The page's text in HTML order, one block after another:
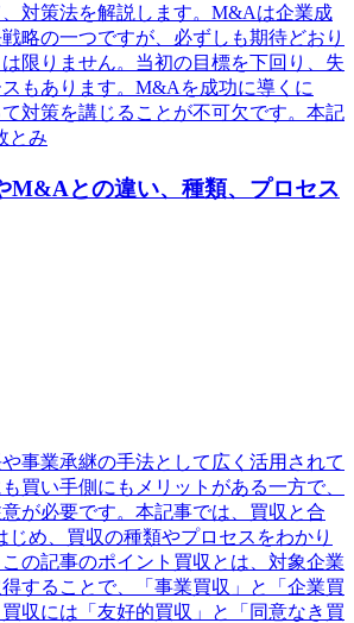
対策法を解説します。M&Aは企業成
略の一つですが、必ずしも期待どおり
限りません。当初の目標を下回り、失
もあります。M&Aを成功に導くに
対策を講じることが不可欠です。本記
とみ
M&Aとの違い、種類、プロセス
事業承継の手法として広く活用されて
買い手側にもメリットがある一方で、
が必要です。本記事では、買収と合
め、買収の種類やプロセスをわかり
の記事のポイント買収とは、対象企業
することで、「事業買収」と「企業買
収には「友好的買収」と「同意なき買